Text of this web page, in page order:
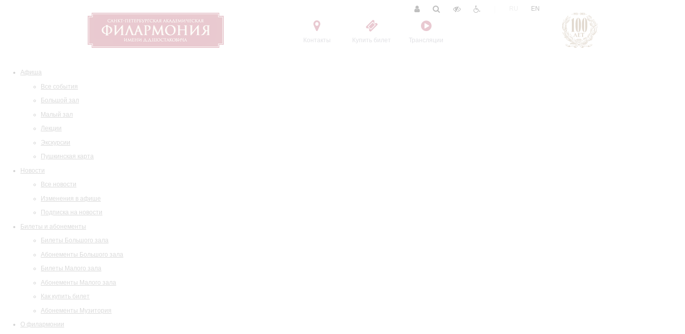
Контакты Купить билет Трансляции
EN
Афиша
Все события
Большой зал
Малый зал
Лекции
Экскурсии
Пушкинская карта
Новости
Все новости
Изменения в афише
Подписка на новости
Билеты и абонементы
Билеты Большого зала
Абонементы Большого зала
Билеты Малого зала
Абонементы Малого зала
Как купить билет
Абонементы Музитория
О филармонии